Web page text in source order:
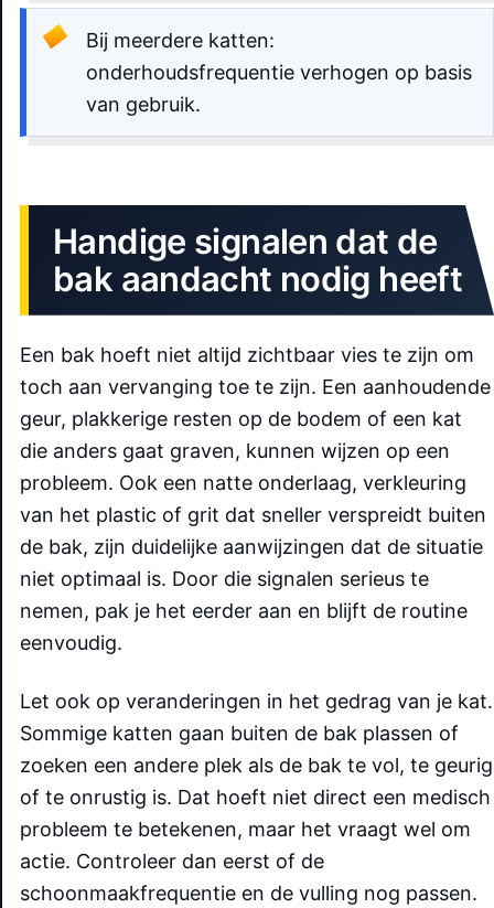
Bij meerdere katten:
onderhoudsfrequentie verhogen op basis
van gebruik.
Handige signalen dat de
bak aandacht nodig heeft
Een bak hoeft niet altijd zichtbaar vies te zijn om
toch aan vervanging toe te zijn. Een aanhoudende
geur, plakkerige resten op de bodem of een kat
die anders gaat graven, kunnen wijzen op een
probleem. Ook een natte onderlaag, verkleuring
van het plastic of grit dat sneller verspreidt buiten
de bak, zijn duidelijke aanwijzingen dat de situatie
niet optimaal is. Door die signalen serieus te
nemen, pak je het eerder aan en blijft de routine
eenvoudig.
Let ook op veranderingen in het gedrag van je kat.
Sommige katten gaan buiten de bak plassen of
zoeken een andere plek als de bak te vol, te geurig
of te onrustig is. Dat hoeft niet direct een medisch
probleem te betekenen, maar het vraagt wel om
actie. Controleer dan eerst of de
schoonmaakfrequentie en de vulling nog passen.